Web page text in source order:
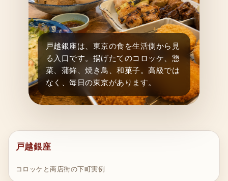
戸越銀座は、東京の食を生活側から見
る入口です。揚げたてのコロッケ、惣
菜、蒲鉾、焼き鳥、和菓子。高級では
なく、毎日の東京があります。
戸越銀座
コロッケと商店街の下町実例